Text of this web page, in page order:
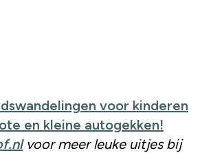
voor kinderen
en kleine autogekken!
voor meer leuke uitjes bij